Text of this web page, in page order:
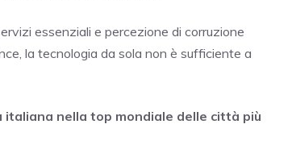
essenziali e percezione di corruzione
la tecnologia da sola non è sufficiente a
italiana nella top mondiale delle città più